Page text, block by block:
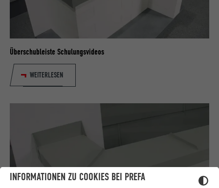
INFORMATIONEN ZU COOKIES BEI PREFA
Überschubleiste Schulungsvideos
WEITERLESEN